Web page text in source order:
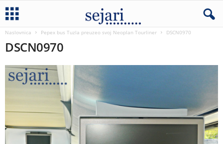
Naslovnica Pepex bus Tuzla preuzeo svoj Neoplan Tourliner DSCN0970
DSCN0970